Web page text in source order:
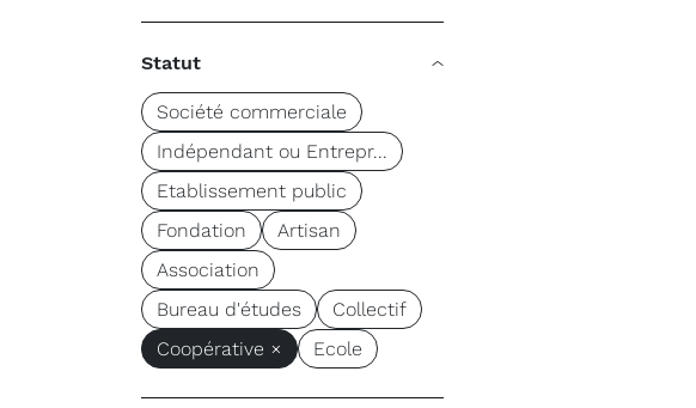
Statut
Société commerciale
Indépendant ou Entrepr...
Etablissement public
Fondation
Artisan
Association
Bureau d'études
Collectif
Coopérative ×
Ecole